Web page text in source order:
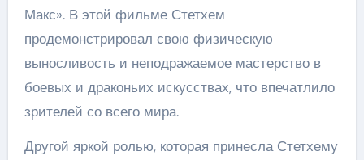
Макс». В этой фильме Стетхем
продемонстрировал свою физическую
выносливость и неподражаемое мастерство в
боевых и драконьих искусствах, что впечатлило
зрителей со всего мира.
Другой яркой ролью, которая принесла Стетхему